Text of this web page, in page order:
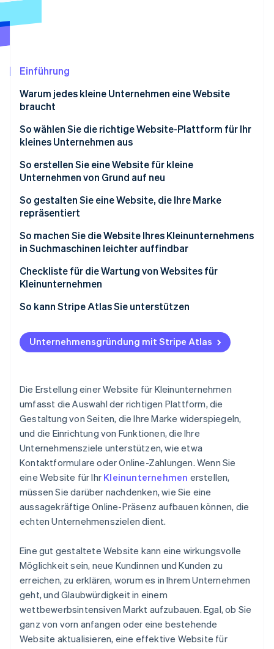
Betrugsprävention
Atlas
Online-Identitätsprüfung
Stripe-Sessions 2026
Erfahren Sie, wie Stripe Lösungen für
Einführung
Warum jedes kleine Unternehmen eine Website
braucht
Websites helfen, Ihr Unternehmen auffindbar zu
machen
Websites dienen als Zentrum für Ihre Online-
Präsenz
Websites stärken Reputation und Legitimität
Websites ermöglichen es Ihnen, Ihre Marke und
Produkte zu präsentieren
Suchmaschinenoptimierung
So wählen Sie die richtige Website-Plattform für Ihr
kleines Unternehmen aus
Zweck der Website
Art der Website-Inhalte
Verkaufsoptionen
SEO-Optionen
Fähigkeit, mit Ihrem Unternehmen zu skalieren
Für Mobilgeräte optimiertes Erlebnis
So erstellen Sie eine Website für kleine
Unternehmen von Grund auf neu
So gestalten Sie eine Website, die Ihre Marke
repräsentiert
So machen Sie die Website Ihres Kleinunternehmens
in Suchmaschinen leichter auffindbar
Checkliste für die Wartung von Websites für
Kleinunternehmen
So kann Stripe Atlas Sie unterstützen
Bei Atlas eine Unternehmensgründung beantragen
Zahlungen und Bankgeschäfte vor Erhalt der EIN-
Gründungsaktien ohne Einsatz eigener Mittel
erwerben
Automatische Einreichung des 83(b)-
Steuerformulars
Hochwertige rechtliche Unternehmensdokumente
Ein Jahr Stripe Payments kostenlos, plus
Partnergutschriften und Rabatte im Wert von
50.000 USD
Unternehmensgründung mit Stripe Atlas
Die Erstellung einer Website für Kleinunternehmen
umfasst die Auswahl der richtigen Plattform, die
Gestaltung von Seiten, die Ihre Marke widerspiegeln,
und die Einrichtung von Funktionen, die Ihre
Unternehmensziele unterstützen, wie etwa
Kontaktformulare oder Online-Zahlungen. Wenn Sie
eine Website für Ihr Kleinunternehmen erstellen,
müssen Sie darüber nachdenken, wie Sie eine
aussagekräftige Online-Präsenz aufbauen können, die
echten Unternehmenszielen dient.
Eine gut gestaltete Website kann eine wirkungsvolle
Möglichkeit sein, neue Kundinnen und Kunden zu
erreichen, zu erklären, worum es in Ihrem Unternehmen
geht, und Glaubwürdigkeit in einem
wettbewerbsintensiven Markt aufzubauen. Egal, ob Sie
ganz von vorn anfangen oder eine bestehende
Website aktualisieren, eine effektive Website für